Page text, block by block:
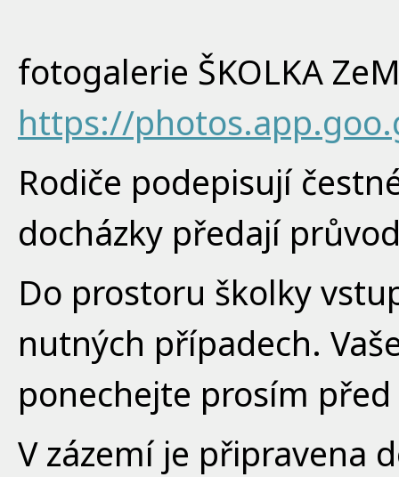
fotogalerie ŠKOLKA
https://
Rodiče podepisují
docházky předají
Do prostoru školky
nutných případech.
ponechejte prosím
V zázemí je připravena